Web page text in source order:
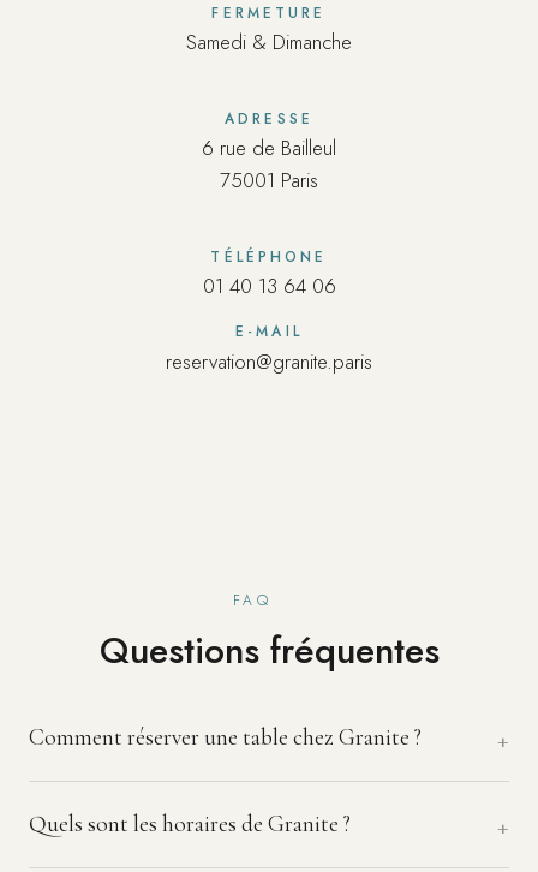
FERMETURE
Samedi & Dimanche
ADRESSE
6 rue de Bailleul
75001 Paris
TÉLÉPHONE
01 40 13 64 06
E-MAIL
reservation@granite.paris
FAQ
Questions fréquentes
Comment réserver une table chez Granite ?
Quels sont les horaires de Granite ?